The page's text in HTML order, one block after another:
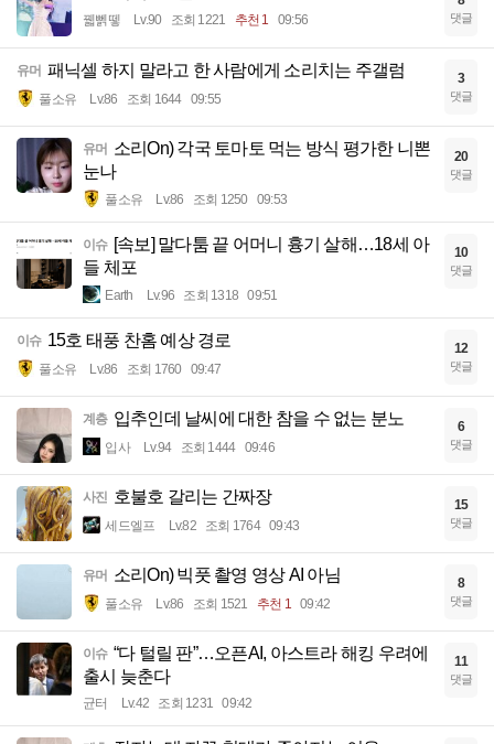
꿻뻵뗗 Lv.90 조회 1221 추천 1 09:56 댓글
유머 패닉셀 하지 말라고 한 사람에게 소리치는 주갤럼
풀소유 Lv.86 조회 1644 09:55
3
댓글
유머 소리On) 각국 토마토 먹는 방식 평가한 니뽄
눈나
풀소유 Lv.86 조회 1250 09:53
20
댓글
이슈 [속보] 말다툼 끝 어머니 흉기 살해…18세 아
들 체포
Earth Lv.96 조회 1318 09:51
10
댓글
이슈 15호 태풍 찬홈 예상 경로
풀소유 Lv.86 조회 1760 09:47
12
댓글
계층 입추인데 날씨에 대한 참을 수 없는 분노
입사 Lv.94 조회 1444 09:46
6
댓글
사진 호불호 갈리는 간짜장
세드엘프 Lv.82 조회 1764 09:43
15
댓글
유머 소리On) 빅풋 촬영 영상 AI 아님
풀소유 Lv.86 조회 1521 추천 1 09:42
8
댓글
이슈 “다 털릴 판”…오픈AI, 아스트라 해킹 우려에
출시 늦춘다
균터 Lv.42 조회 1231 09:42
11
댓글